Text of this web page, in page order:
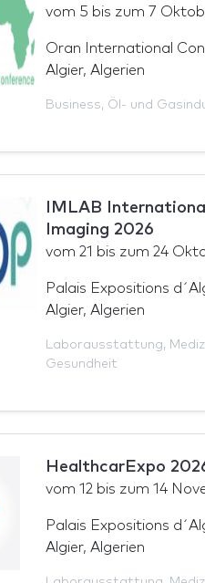
vom 5 bis zum 7
Oran International
Algier, Algerien
Business, Öl- und
IMLAB
Imaging 2026
vom 21 bis zum 24
Palais Expositions
Algier, Algerien
Laborausstattung,
Gesundheit
HealthcarExpo
vom 12 bis zum 14
Palais Expositions
Algier, Algerien